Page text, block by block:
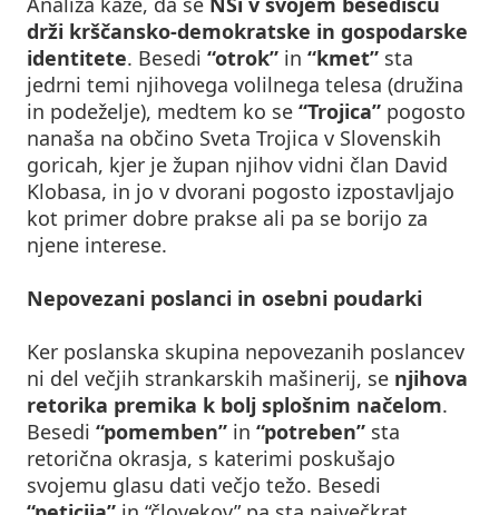
drži krščansko-demokratske in gospodarske
identitete. Besedi “otrok” in “kmet” sta
jedrni temi njihovega volilnega telesa (družina
in podeželje), medtem ko se “Trojica” pogosto
nanaša na občino Sveta Trojica v Slovenskih
goricah, kjer je župan njihov vidni član David
Klobasa, in jo v dvorani pogosto izpostavljajo
kot primer dobre prakse ali pa se borijo za
njene interese.
Nepovezani poslanci in osebni poudarki
Ker poslanska skupina nepovezanih poslancev
ni del večjih strankarskih mašinerij, se njihova
retorika premika k bolj splošnim načelom.
Besedi “pomemben” in “potreben” sta
retorična okrasja, s katerimi poskušajo
svojemu glasu dati večjo težo. Besedi